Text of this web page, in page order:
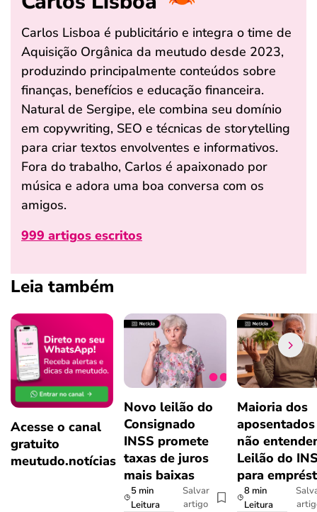
Carlos Lisboa é publicitário e integra o time de
Aquisição Orgânica da meutudo desde 2023,
produzindo principalmente conteúdos sobre
finanças, benefícios e educação financeira.
Natural de Sergipe, ele combina seu domínio
em copywriting, SEO e técnicas de storytelling
para criar textos envolventes e informativos.
Fora do trabalho, Carlos é apaixonado por
música e adora uma boa conversa com os
amigos.
999 artigos escritos
Leia também
Acesse o canal
gratuito
meutudo.notícias
Novo leilão do
Consignado
INSS promete
taxas de juros
mais baixas
5 min
Leitura
Salvar
artigo
Maioria dos
aposentados
não
Leilão do
para
8 min
Leitura